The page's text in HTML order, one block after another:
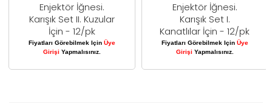
Enjektör İğnesi.
Karışık Set II. Kuzular
İçin - 12/pk
Fiyatları Görebilmek IçinÜye
GirişiYapmalısınız.
Enjektör İğnesi.
Karışık Set I.
Kanatlılar İçin - 12/pk
Fiyatları Görebilmek IçinÜye
GirişiYapmalısınız.